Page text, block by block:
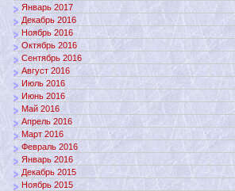
Январь 2017
Декабрь 2016
Ноябрь 2016
Октябрь 2016
Сентябрь 2016
Август 2016
Июль 2016
Июнь 2016
Май 2016
Апрель 2016
Март 2016
Февраль 2016
Январь 2016
Декабрь 2015
Ноябрь 2015